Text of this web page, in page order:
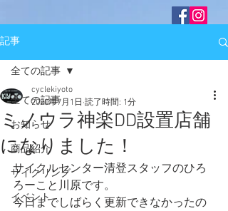
記事
全ての記事
お知らせ
商品紹介
サイクリング
イベント
全ての記事
ミノウラ神楽DD設置店舗
になりました！
cyclekiyoto
2020年7月1日 読了時間: 1分
サイクルセンター清登スタッフのひろ
ろーこと川原です。
今日までしばらく更新できなかったの